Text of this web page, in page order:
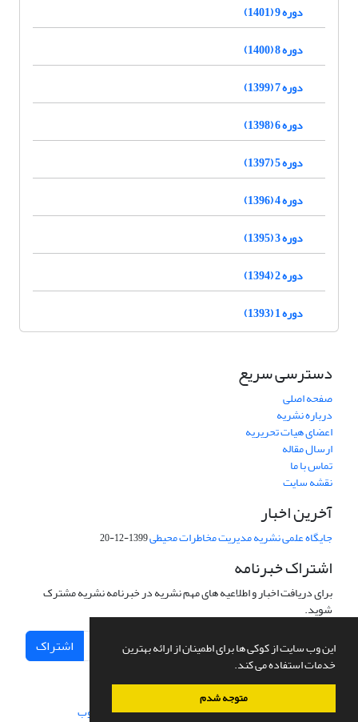
این وب سایت از کوکی ها برای اطمینان از ارائه بهترین
خدمات استفاده می کند.
متوجه شدم
دوره 9 (1401)
دوره 8 (1400)
دوره 7 (1399)
دوره 6 (1398)
دوره 5 (1397)
دوره 4 (1396)
دوره 3 (1395)
دوره 2 (1394)
دوره 1 (1393)
دسترسی سریع
صفحه اصلی
درباره نشریه
اعضای هیات تحریریه
ارسال مقاله
تماس با ما
نقشه سایت
آخرین اخبار
جایگاه علمی نشریه مدیریت مخاطرات محیطی1399-12-20
اشتراک خبرنامه
برای دریافت اخبار و اطلاعیه های مهم نشریه در خبرنامه نشریه مشترک
شوید.
اشتراک
سامانه مدیریت نشریات علمی.طراحی و پیاده سازی از سیناوب